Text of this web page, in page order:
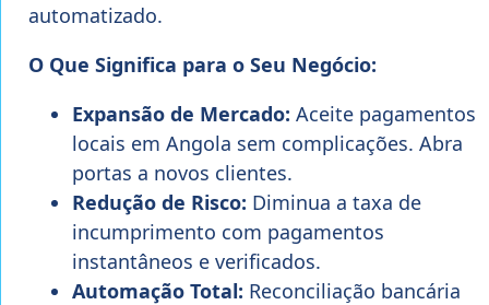
automatizado.
O Que Significa para o Seu Negócio:
Expansão de Mercado: Aceite pagamentos
locais em Angola sem complicações. Abra
portas a novos clientes.
Redução de Risco: Diminua a taxa de
incumprimento com pagamentos
instantâneos e verificados.
Automação Total: Reconciliação bancária